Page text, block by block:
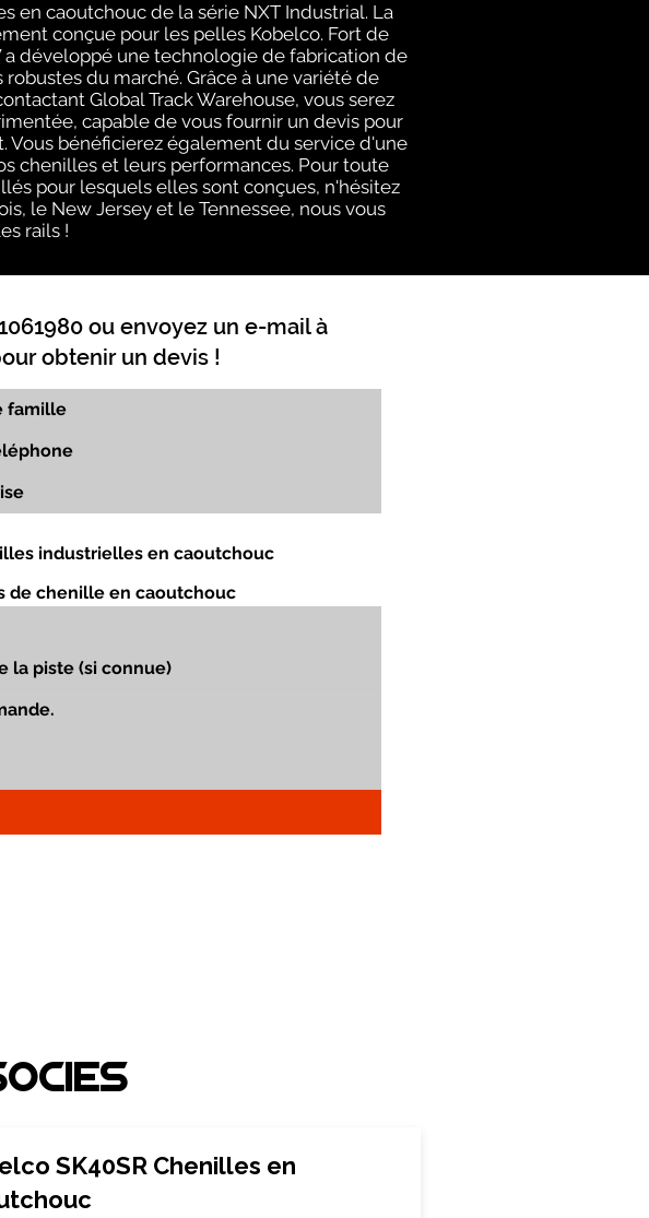
en caoutchouc de la série NXT Industrial. La
conçue pour les pelles Kobelco. Fort de
a développé une technologie de fabrication de
du marché. Grâce à une variété de
Global Track Warehouse, vous serez
capable de vous fournir un devis pour
Vous bénéficierez également du service d'une
chenilles et leurs performances. Pour toute
pour lesquels elles sont conçues, n'hésitez
le New Jersey et le Tennessee, nous vous
rails !
ou envoyez un e-mail à
obtenir un devis !
industrielles en caoutchouc
de chenille en caoutchouc
SK40SR Chenilles en